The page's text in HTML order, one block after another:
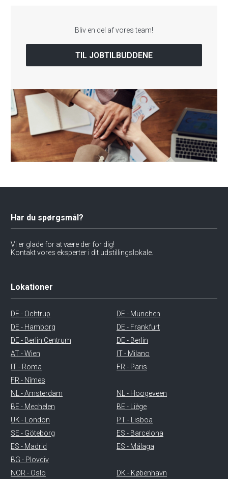
Bliv en del af vores team!
TIL JOBTILBUDDENE
Har du spørgsmål?
Vi er glade for at være der for dig!
Kontakt vores eksperter i dit udstillingslokale.
Lokationer
DE - Ochtrup
DE - München
DE - Hamborg
DE - Frankfurt
DE - Berlin Centrum
DE - Berlin
AT - Wien
IT - Milano
IT - Roma
FR - Paris
FR - Nîmes
NL - Amsterdam
NL - Hoogeveen
BE - Mechelen
BE - Liège
UK - London
PT - Lisboa
SE - Göteborg
ES - Barcelona
ES - Madrid
ES - Málaga
BG - Plovdiv
NOR - Oslo
DK - København